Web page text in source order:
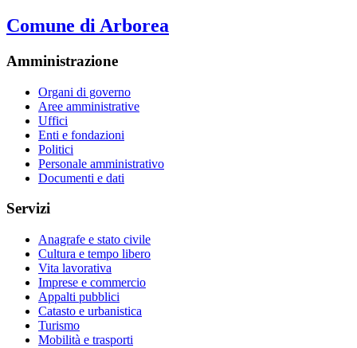
Comune di Arborea
Amministrazione
Organi di governo
Aree amministrative
Uffici
Enti e fondazioni
Politici
Personale amministrativo
Documenti e dati
Servizi
Anagrafe e stato civile
Cultura e tempo libero
Vita lavorativa
Imprese e commercio
Appalti pubblici
Catasto e urbanistica
Turismo
Mobilità e trasporti